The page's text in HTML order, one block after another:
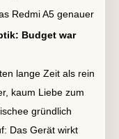
Redmi A5 genauer
Budget war
lange Zeit als rein
kaum Liebe zum
gründlich
Das Gerät wirkt